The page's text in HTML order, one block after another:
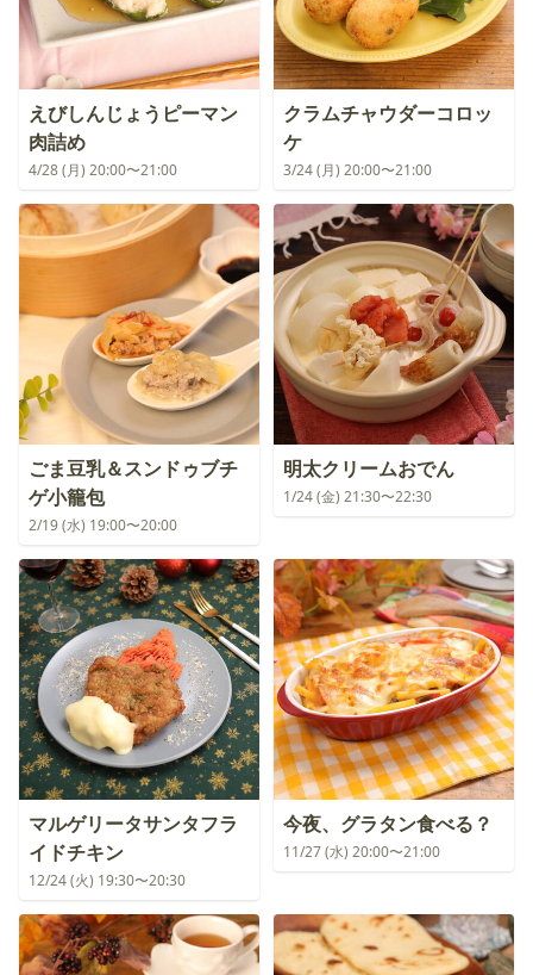
えびしんじょうピーマン
肉詰め
4/28 (月) 20:00〜21:00
クラムチャウダーコロッ
ケ
3/24 (月) 20:00〜21:00
ごま豆乳＆スンドゥブチ
ゲ小籠包
2/19 (水) 19:00〜20:00
明太クリームおでん
1/24 (金) 21:30〜22:30
マルゲリータサンタフラ
イドチキン
12/24 (火) 19:30〜20:30
今夜、グラタン食べる？
11/27 (水) 20:00〜21:00